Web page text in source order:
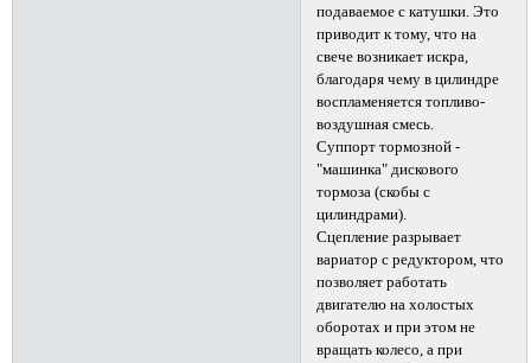
подаваемое с катушки. Это
приводит к тому, что на
свече возникает искра,
благодаря чему в цилиндре
воспламеняется топливо-
воздушная смесь.
Суппорт тормозной -
"машинка" дискового
тормоза (скобы с
цилиндрами).
Сцепление разрывает
вариатор с редуктором, что
позволяет работать
двигателю на холостых
оборотах и при этом не
вращать колесо, а при